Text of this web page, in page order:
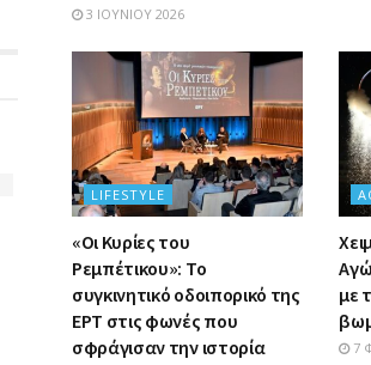
3 ΙΟΥΝΊΟΥ 2026
LIFESTYLE
«Οι Κυρίες του
Ρεμπέτικου»: Το
συγκινητικό οδοιπορικό της
ΕΡΤ στις φωνές που
σφράγισαν την ιστορία
με
7